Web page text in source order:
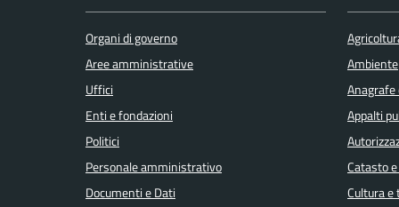
Organi di governo
Aree amministrative
Uffici
Enti e fondazioni
Politici
Personale amministrativo
Documenti e Dati
Ambiente
Appalti
Catasto
Cultura e